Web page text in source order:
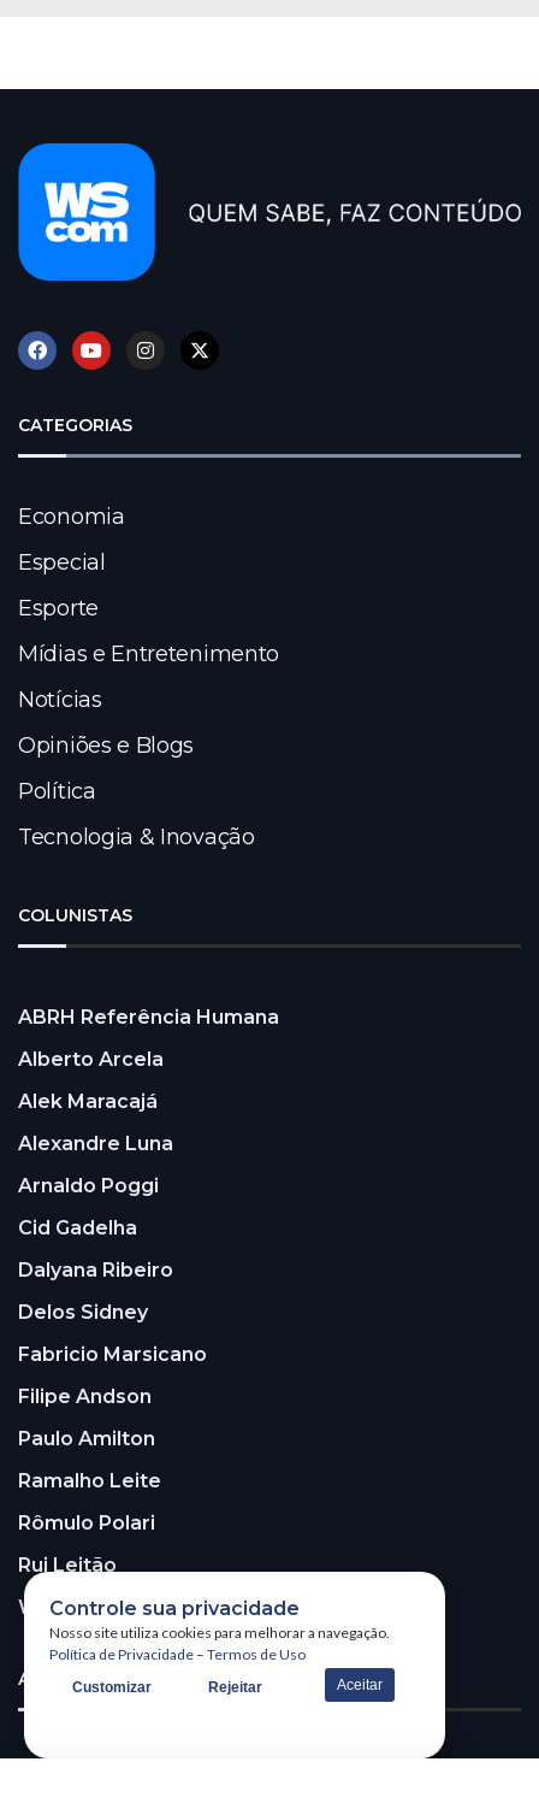
CATEGORIAS
Economia
Especial
Esporte
Mídias e Entretenimento
Notícias
Opiniões e Blogs
Política
Tecnologia & Inovação
COLUNISTAS
ABRH Referência Humana
Alberto Arcela
Alek Maracajá
Alexandre Luna
Arnaldo Poggi
Cid Gadelha
Dalyana Ribeiro
Delos Sidney
Fabricio Marsicano
Filipe Andson
Paulo Amilton
Ramalho Leite
Rômulo Polari
Rui Leitão
Walter Santos
ASSINE A NOSSA NEWSLETTER!
Controle sua privacidade
Nosso site utiliza cookies para melhorar a navegação.
Política de Privacidade – Termos de Uso
Customizar Rejeitar Aceitar